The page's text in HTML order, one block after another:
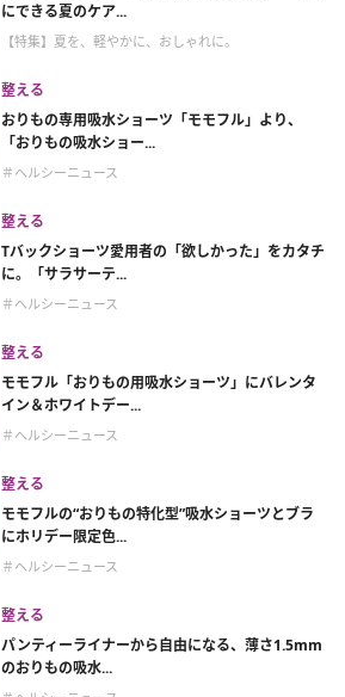
にできる夏のケア...
【特集】夏を、軽やかに、おしゃれに。
整える
おりもの専用吸水ショーツ「モモフル」より、
「おりもの吸水ショー...
＃ヘルシーニュース
整える
Tバックショーツ愛用者の「欲しかった」をカタチ
に。「サラサーテ...
＃ヘルシーニュース
整える
モモフル「おりもの用吸水ショーツ」にバレンタ
イン＆ホワイトデー...
＃ヘルシーニュース
整える
モモフルの“おりもの特化型”吸水ショーツとブラ
にホリデー限定色...
＃ヘルシーニュース
整える
パンティーライナーから自由になる、薄さ1.5mm
のおりもの吸水...